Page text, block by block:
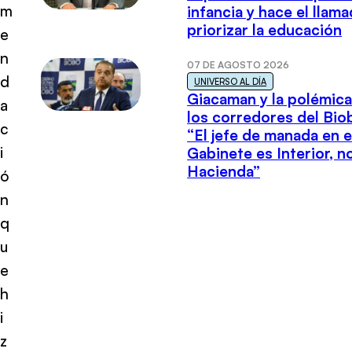
m
e
n
d
a
c
i
ó
n
q
u
e
h
i
z
infancia y hace el
priorizar la educación
07 DE AGOSTO 2026
UNIVERSO AL DÍA
Giacaman y la
los corredores del
“El jefe de manada en
Gabinete es Interior,
Hacienda”